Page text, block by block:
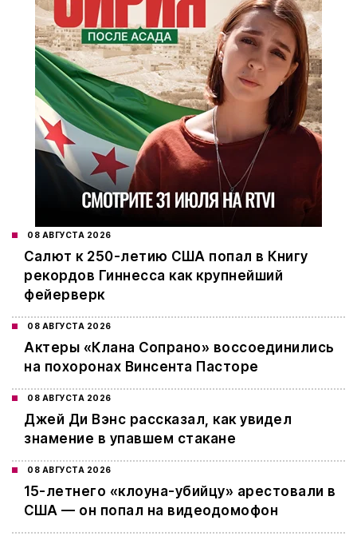
08 АВГУСТА 2026
Салют к 250-летию США попал в Книгу
рекордов Гиннесса как крупнейший
фейерверк
08 АВГУСТА 2026
Актеры «Клана Сопрано» воссоединились
на похоронах Винсента Пасторе
08 АВГУСТА 2026
Джей Ди Вэнс рассказал, как увидел
знамение в упавшем стакане
08 АВГУСТА 2026
15-летнего «клоуна-убийцу» арестовали в
США — он попал на видеодомофон